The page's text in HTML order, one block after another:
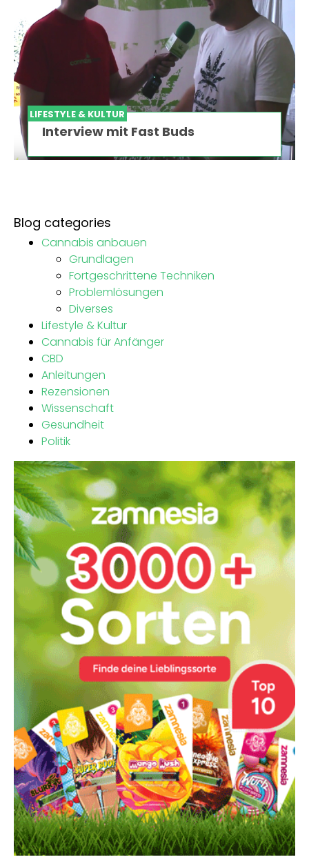
LIFESTYLE & KULTUR
Interview mit Fast Buds
Blog categories
Cannabis anbauen
Grundlagen
Fortgeschrittene Techniken
Problemlösungen
Diverses
Lifestyle & Kultur
Cannabis für Anfänger
CBD
Anleitungen
Rezensionen
Wissenschaft
Gesundheit
Politik